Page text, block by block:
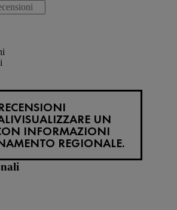
VISUALIZZARE UN
INFORMAZIONI
REGIONALE.